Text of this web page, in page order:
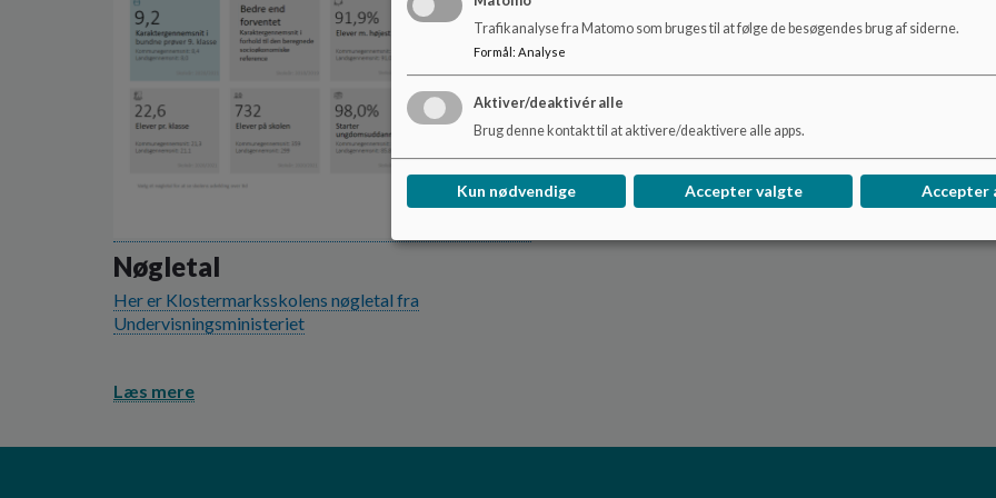
Nøgletal
Her er Klostermarksskolens nøgletal fra
Undervisningsministeriet
Læs mere
Trafikanalyse fra Matomo som bruges til at følge de besøgendes brug af siderne.
Formål: Analyse
Aktiver/deaktivér alle
Brug denne kontakt til at aktivere/deaktivere alle apps.
Kun nødvendige Accepter valgte Accepter